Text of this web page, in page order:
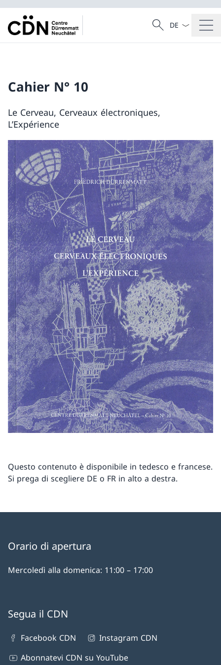
Cercare
Ricerca
Dal menu a
Cahier N° 10
Le Cerveau, Cerveaux électroniques,
L’Expérience
Questo contenuto è disponibile in tedesco e francese.
Si prega di scegliere DE o FR in alto a destra.
Orario di apertura
Mercoledì alla domenica: 11:00 – 17:00
Segua il CDN
Facebook CDN
Instagram CDN
Abonnatevi CDN su YouTube